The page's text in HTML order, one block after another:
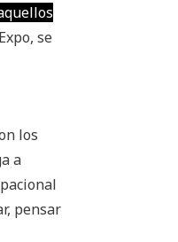
se
los
a
pensar